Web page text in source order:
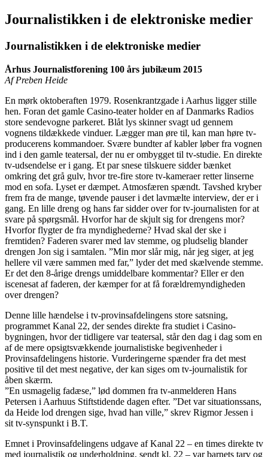
Journalistikken i de elektroniske medier
Journalistikken i de elektroniske medier
Århus Journalistforening 100 års jubilæum 2015
Af Preben Heide
En mørk oktoberaften 1979. Rosenkrantzgade i Aarhus ligger stille
hen. Foran det gamle Casino-teater holder en af Danmarks Radios
store sendevogne parkeret. Blåt lys skinner svagt ud gennem
vognens tildækkede vinduer. Lægger man øre til, kan man høre tv-
producerens kommandoer. Svære bundter af kabler løber fra vognen
ind i den gamle teatersal, der nu er ombygget til tv-studie. En direkte
tv-udsendelse er i gang. Et par snese tilskuere sidder bænket
omkring det grå gulv, hvor tre-fire store tv-kameraer retter linserne
mod en sofa. Lyset er dæmpet. Atmosfæren spændt. Tavshed kryber
frem fra de mange, tøvende pauser i det lavmælte interview, der er i
gang. En lille dreng og hans far sidder over for tv-journalisten for at
svare på spørgsmål. Hvorfor har de skjult sig for drengens mor?
Hvorfor flygter de fra myndighederne? Hvad skal der ske i
fremtiden? Faderen svarer med lav stemme, og pludselig blander
drengen Jon sig i samtalen. ”Min mor slår mig, når jeg siger, at jeg
hellere vil være sammen med far,” lyder det med skælvende stemme.
Er det den 8-årige drengs umiddelbare kommentar? Eller er den
iscenesat af faderen, der kæmper for at få forældremyndigheden
over drengen?
Denne lille hændelse i tv-provinsafdelingens store satsning,
programmet Kanal 22, der sendes direkte fra studiet i Casino-
bygningen, hvor der tidligere var teatersal, står den dag i dag som en
af de mere opsigtsvækkende journalistiske begivenheder i
Provinsafdelingens historie. Vurderingerne spænder fra det mest
positive til det mest negative, der kan siges om tv-journalistik for
åben skærm.
”En usmagelig fadæse,” lød dommen fra tv-anmelderen Hans
Petersen i Aarhuus Stiftstidende dagen efter. ”Det var situationssans,
da Heide lod drengen sige, hvad han ville,” skrev Rigmor Jessen i
sit tv-synspunkt i B.T.
Emnet i Provinsafdelingens udgave af Kanal 22 – en times direkte tv
med journalistik og underholdning, sendt kl. 22 – var barnets tarv og